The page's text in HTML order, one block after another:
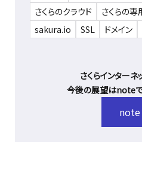
さくらのクラウド
さくらの
sakura.io
SSL ドメイン
さくらインターネ
今後の展望はnoteで
note